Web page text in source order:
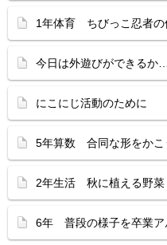
1年体育 ちびっこ忍者の
今日は外遊びができるか…
にこにじ活動のために
5年算数 合同な形をかこ
2年生活 秋に植える野菜
6年 普段の様子を卒業ア